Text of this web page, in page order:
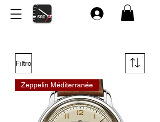
Filtro
Zeppelin Méditerranée